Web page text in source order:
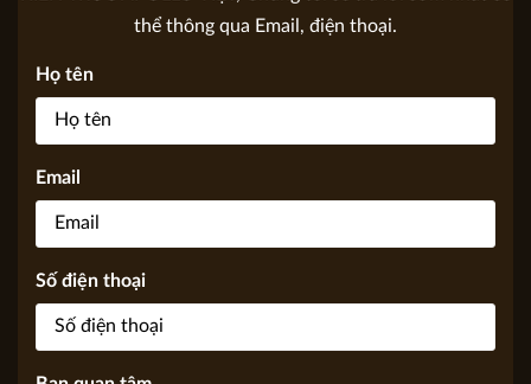
GỬI YÊU CẦU TƯ VẤN
KIẾN TRÚC APOLLO VIỆT, Chúng tôi sẽ trả lời sớm nhất có
Họ tên
Email
Số điện thoại